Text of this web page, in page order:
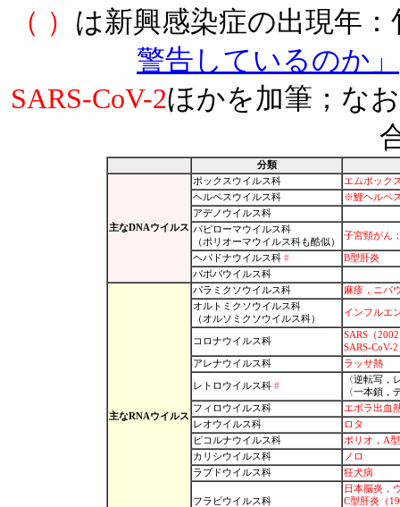
（ ） は新興感染症の出現年
警告しているのか」
SARS-CoV-2ほかを加筆；な
分類
主なDNAウイルス
ポックスウイルス科
エムポック
ヘルペスウイルス科
※鯉ヘルペ
アデノウイルス科
パピローマウイルス科
（ポリオーマウイルス科も酷似）
子宮頸がん
ヘパドナウイルス科 #
B型肝炎
パポバウイルス科
主なRNAウイルス
パラミクソウイルス科
麻疹，ニパ
オルトミクソウイルス科
（オルソミクソウイルス科）
インフル
コロナウイルス科
SARS（
SARS-
アレナウイルス科
ラッサ熱
レトロウイルス科 #
〈逆転写，
〈一本鎖，
フィロウイルス科
エボラ出血
レオウイルス科
ロタ
ピコルナウイルス科
ポリオ，A
カリシウイルス科
ノロ
ラブドウイルス科
狂犬病
フラビウイルス科
日本脳炎，
C型肝炎（